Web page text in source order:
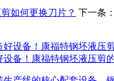
如何更换刀片？ 下一条：
设备！康福特钢坯液压剪